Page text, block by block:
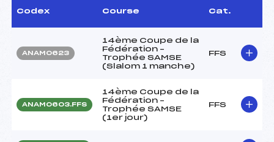
Codex Course Cat.
ANAM0623
14ème Coupe de la
Fédération –
Trophée SAMSE
(Slalom 1 manche)
FFS
ANAM0603.FFS
14ème Coupe de la
Fédération –
Trophée SAMSE
(1er jour)
FFS